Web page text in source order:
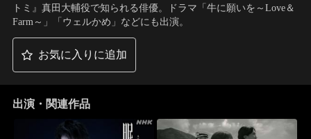
トミ』真田大輔役で知られる俳優。ドラマ「牛に願いを～Love＆
Farm～」「ウェルかめ」などにも出演。
お気に入りに追加
出演・関連作品